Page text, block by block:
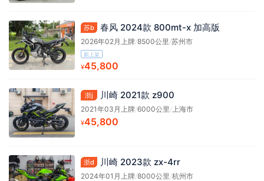
苏b 春风 2024款 800mt-x 加高版
2026年02月上牌/8500公里 /苏州市
新上架
¥45,800
浙j 川崎 2021款 z900
2021年03月上牌/6000公里 /上海市
¥45,800
浙d 川崎 2023款 zx-4rr
2024年01月上牌/8000公里 /杭州市